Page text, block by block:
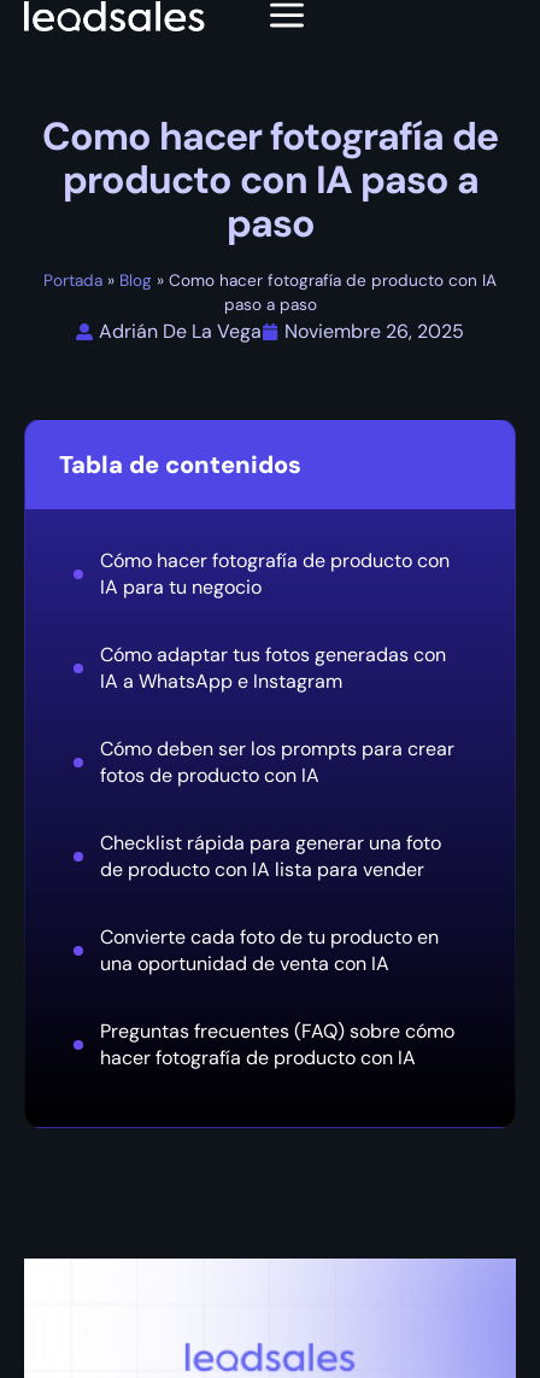
Como hacer fotografía de
producto con IA paso a
paso
Portada » Blog » Como hacer fotografía de producto con IA
paso a paso
Adrián De La Vega Noviembre 26, 2025
Tabla de contenidos
Cómo hacer fotografía de producto con
IA para tu negocio
Cómo adaptar tus fotos generadas con
IA a WhatsApp e Instagram
Cómo deben ser los prompts para crear
fotos de producto con IA
Checklist rápida para generar una foto
de producto con IA lista para vender
Convierte cada foto de tu producto en
una oportunidad de venta con IA
Preguntas frecuentes (FAQ) sobre cómo
hacer fotografía de producto con IA